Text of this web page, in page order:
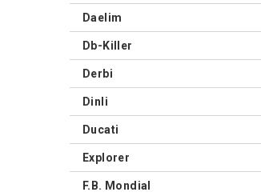
Daelim
Db-Killer
Derbi
Dinli
Ducati
Explorer
F.B. Mondial